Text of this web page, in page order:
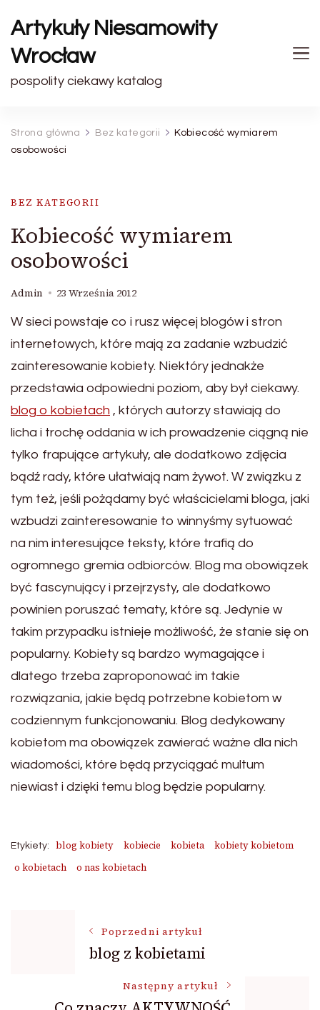
Artykuły Niesamowity
Wrocław
pospolity ciekawy katalog
Strona główna Bez kategorii
Kobiecość wymiarem
osobowości
BEZ KATEGORII
Kobiecość wymiarem
osobowości
Admin 23 Września 2012
W sieci powstaje co i rusz więcej blogów i stron
internetowych, które mają za zadanie wzbudzić
zainteresowanie kobiety. Niektóry jednakże
przedstawia odpowiedni poziom, aby był ciekawy.
blog o kobietach , których autorzy stawiają do
licha i trochę oddania w ich prowadzenie ciągną nie
tylko frapujące artykuły, ale dodatkowo zdjęcia
bądź rady, które ułatwiają nam żywot. W związku z
tym też, jeśli pożądamy być właścicielami bloga, jaki
wzbudzi zainteresowanie to winnyśmy sytuować
na nim interesujące teksty, które trafią do
ogromnego gremia odbiorców. Blog ma obowiązek
być fascynujący i przejrzysty, ale dodatkowo
powinien poruszać tematy, które są. Jedynie w
takim przypadku istnieje możliwość, że stanie się on
popularny. Kobiety są bardzo wymagające i
dlatego trzeba zaproponować im takie
rozwiązania, jakie będą potrzebne kobietom w
codziennym funkcjonowaniu. Blog dedykowany
kobietom ma obowiązek zawierać ważne dla nich
wiadomości, które będą przyciągać multum
niewiast i dzięki temu blog będzie popularny.
Etykiety: blog kobiety kobiecie kobieta
kobiety kobietom
o kobietach
o nas kobietach
NawigacjaPoprzedni artykuł
blog z kobietami
Następny artykuł